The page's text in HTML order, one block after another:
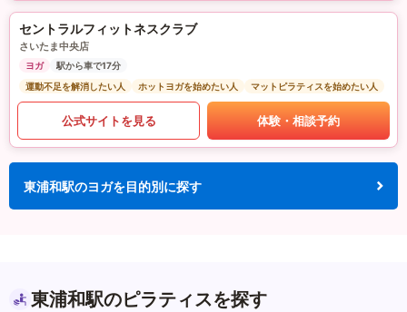
セントラルフィットネスクラブ
さいたま中央店
ヨガ
駅から車で17分
運動不足を解消したい人
ホットヨガを始めたい人 マットピラティスを始めたい人
公式サイトを見る 体験・相談予約
東浦和駅のヨガを目的別に探す
東浦和駅のピラティスを探す